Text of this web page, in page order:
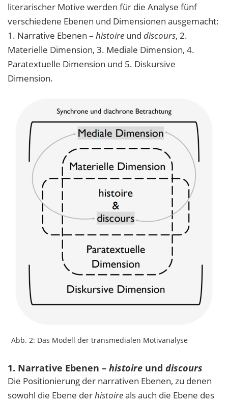
literarischer Motive werden für die Analyse fünf
verschiedene Ebenen und Dimensionen ausgemacht:
1. Narrative Ebenen – histoire und discours, 2.
Materielle Dimension, 3. Mediale Dimension, 4.
Paratextuelle Dimension und 5. Diskursive
Dimension.
Abb. 2: Das Modell der transmedialen Motivanalyse
1. Narrative Ebenen – histoire und discours
Die Positionierung der narrativen Ebenen, zu denen
sowohl die Ebene derhistoireals auch die Ebene des